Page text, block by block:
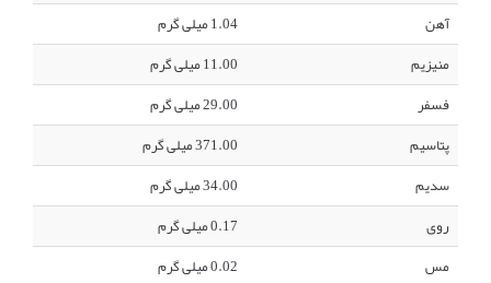
آهن
1.04 میلی گرم
منیزیم
11.00 میلی گرم
فسفر
29.00 میلی گرم
پتاسیم
371.00 میلی گرم
سدیم
34.00 میلی گرم
روی
0.17 میلی گرم
مس
0.02 میلی گرم